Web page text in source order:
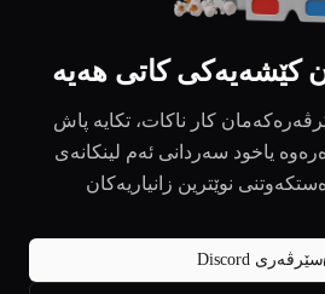
کێشەیەکی کاتی هەیە
کار ناکات، تکایە پاش
یاخود سەردانی ئەم لینکانەی
نوێترین زانیاریەکان
سێرڤەری Discord